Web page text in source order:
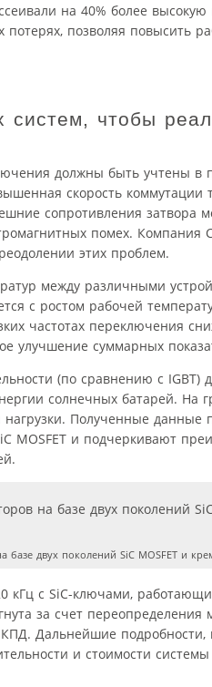
на 40% более
позволяя повысить
чтобы
должны быть учтены в
скорость коммутации
сопротивления затвора
помех. Компания
этих проблем.
между различными
с ростом рабочей
частотах переключения
улучшение суммарных
(по сравнению с
солнечных батарей. На
Полученные данные
MOSFET и подчеркивают
двух поколений SiC MOSFET и
кГц с SiC-ключами,
за счет
Дальнейшие
и стоимости